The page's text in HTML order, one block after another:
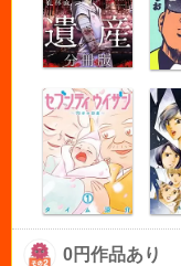
0円作品あり